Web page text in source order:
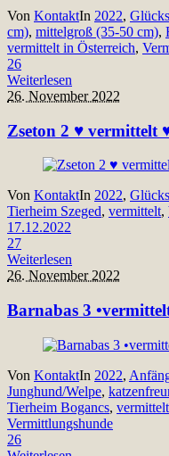
Von KontaktIn 2022,
cm), mittelgroß (35-50 cm),
vermittelt in Österreich,
26
Weiterlesen
26. November 2022
Zseton 2 ♥ vermittelt
Von KontaktIn 2022,
Tierheim Szeged, vermittelt,
17.12.2022
27
Weiterlesen
26. November 2022
Barnabas 3
Von KontaktIn 2022,
Junghund/Welpe,
Tierheim Bogancs, vermittelt
Vermittlungshunde
26